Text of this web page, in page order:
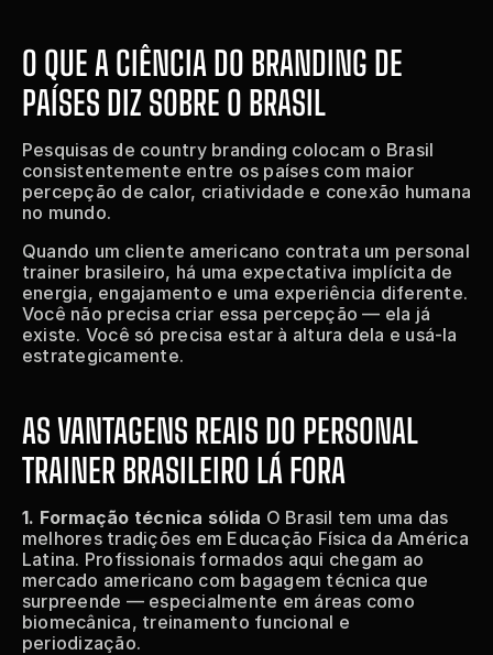
O QUE A CIÊNCIA DO BRANDING DE
PAÍSES DIZ SOBRE O BRASIL
Pesquisas de country branding colocam o Brasil
consistentemente entre os países com maior
percepção de calor, criatividade e conexão humana
no mundo.
Quando um cliente americano contrata um personal
trainer brasileiro, há uma expectativa implícita de
energia, engajamento e uma experiência diferente.
Você não precisa criar essa percepção — ela já
existe. Você só precisa estar à altura dela e usá-la
estrategicamente.
AS VANTAGENS REAIS DO PERSONAL
TRAINER BRASILEIRO LÁ FORA
1. Formação técnica sólida O Brasil tem uma das
melhores tradições em Educação Física da América
Latina. Profissionais formados aqui chegam ao
mercado americano com bagagem técnica que
surpreende — especialmente em áreas como
biomecânica, treinamento funcional e
periodização.